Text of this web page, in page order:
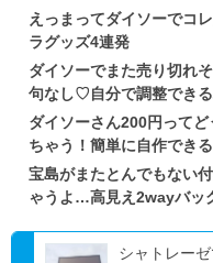
えっまってダイソーでコ
ラグッズ4連発
ダイソーでまた売り切れ
句なし♡自分で調整でき
ダイソーさん200円って
ちゃう！簡単に自作でき
宝島がまたとんでもない
ゃうよ…高見え2wayバッ
シャトレー